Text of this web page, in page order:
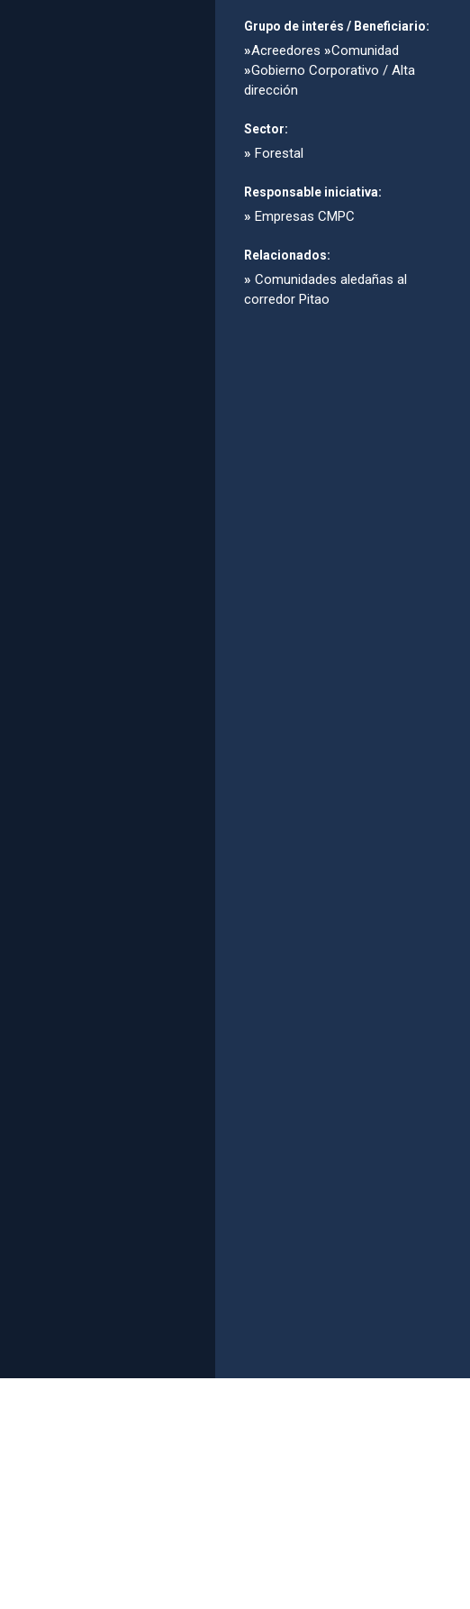
Grupo de interés / Beneficiario:
»Acreedores »Comunidad
»Gobierno Corporativo / Alta
dirección
Sector:
» Forestal
Responsable iniciativa:
» Empresas CMPC
Relacionados:
» Comunidades aledañas al
corredor Pitao